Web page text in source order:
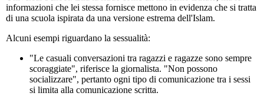
informazioni che lei stessa fornisce mettono in evidenza che si tratta
di una scuola ispirata da una versione estrema dell'Islam.
Alcuni esempi riguardano la sessualità:
"Le casuali conversazioni tra ragazzi e ragazze sono sempre
scoraggiate", riferisce la giornalista. "Non possono
socializzare", pertanto ogni tipo di comunicazione tra i sessi
si limita alla comunicazione scritta.